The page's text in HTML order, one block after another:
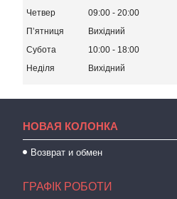
Четвер
09:00
20:00
Пʼятниця
Вихідний
Субота
10:00
18:00
Неділя
Вихідний
НОВАЯ КОЛОНКА
Возврат и обмен
ГРАФІК РОБОТИ